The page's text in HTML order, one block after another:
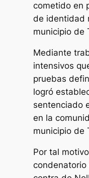
cometido en
de identidad
municipio de
Mediante
intensivos
pruebas
logró
sentenciado
en la
municipio de
Por tal
condenatorio